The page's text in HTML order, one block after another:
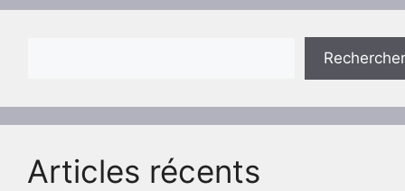
Rechercher
Articles récents